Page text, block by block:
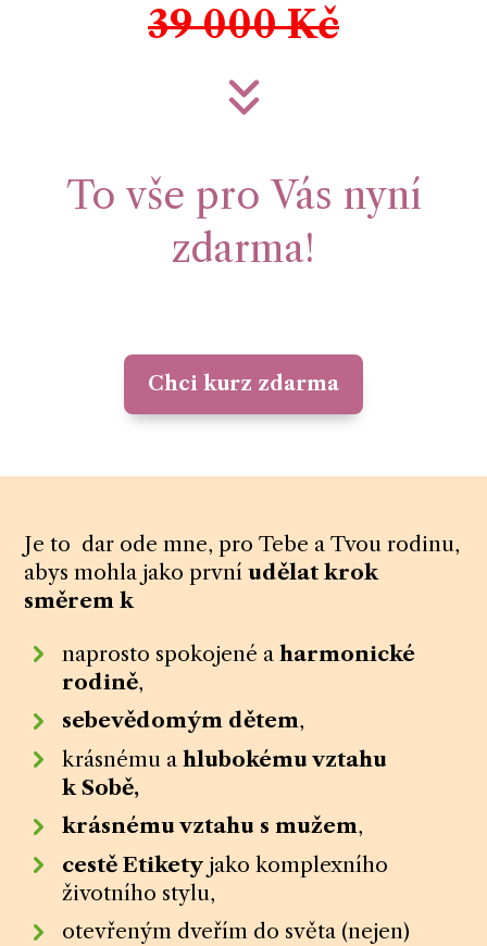
39 000 Kč
To vše pro Vás nyní
zdarma!
Chci kurz zdarma
Je to dar ode mne, pro Tebe a Tvou rodinu,
abys mohla jako prvníudělat krok
směrem k
naprosto spokojené aharmonické
rodině,
sebevědomým dětem,
krásnému ahlubokému vztahu
k Sobě,
krásnému vztahu s mužem,
cestě Etikety jako komplexního
životního stylu,
otevřeným dveřím do světa (nejen)